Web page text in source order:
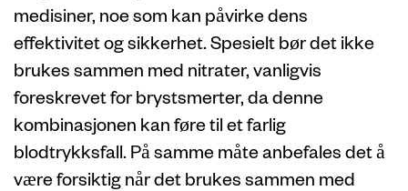
medisiner, noe som kan påvirke dens
effektivitet og sikkerhet. Spesielt bør det ikke
brukes sammen med nitrater, vanligvis
foreskrevet for brystsmerter, da denne
kombinasjonen kan føre til et farlig
blodtrykksfall. På samme måte anbefales det å
være forsiktig når det brukes sammen med